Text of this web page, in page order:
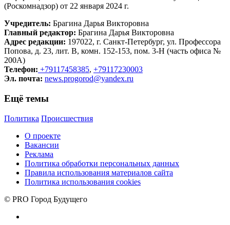
(Роскомнадзор) от 22 января 2024 г.
Учредитель: Брагина Дарья Викторовна
Главный редактор: Брагина Дарья Викторовна
Адрес редакции: 197022, г. Санкт-Петербург, ул. Профессора
Попова, д. 23, лит. В, комн. 152-153, пом. 3-Н (часть офиса №
200А)
Телефон: +79117458385, +79117230003
Эл. почта: news.progorod@yandex.ru
Ещё темы
Политика Происшествия
О проекте
Вакансии
Реклама
Политика обработки персональных данных
Правила использования материалов сайта
Политика использования cookies
© PRO Город Будущего